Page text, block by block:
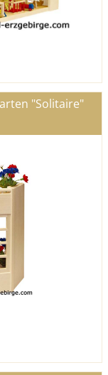
"Solitaire"